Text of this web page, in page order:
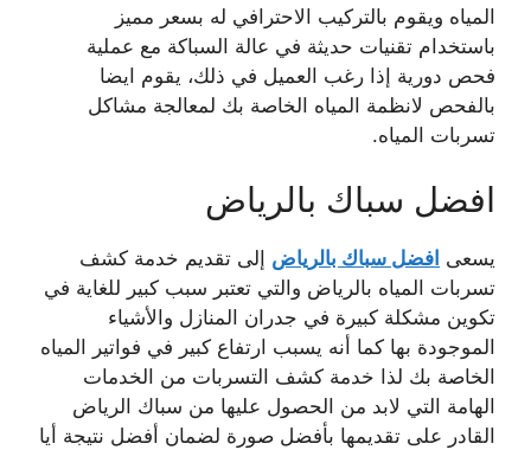
المياه ويقوم بالتركيب الاحترافي له بسعر مميز
باستخدام تقنيات حديثة في عالة السباكة مع عملية
فحص دورية إذا رغب العميل في ذلك، يقوم ايضا
بالفحص لانظمة المياه الخاصة بك لمعالجة مشاكل
تسربات المياه.
افضل سباك بالرياض
يسعى افضل سباك بالرياض إلى تقديم خدمة كشف
تسربات المياه بالرياض والتي تعتبر سبب كبير للغاية في
تكوين مشكلة كبيرة في جدران المنازل والأشياء
الموجودة بها كما أنه يسبب ارتفاع كبير في فواتير المياه
الخاصة بك لذا خدمة كشف التسربات من الخدمات
الهامة التي لابد من الحصول عليها من سباك الرياض
القادر على تقديمها بأفضل صورة لضمان أفضل نتيجة أيا